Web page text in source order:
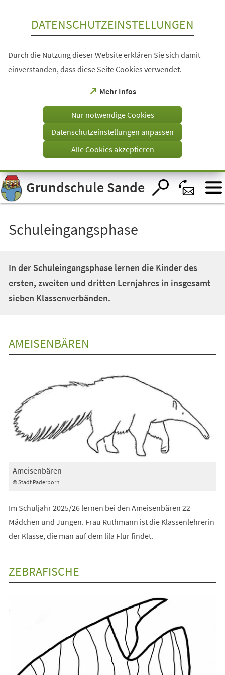
Visuelle
Assistenzsoftware
öffnen.
DATENSCHUTZEINSTELLUNGEN
Durch die Nutzung dieser Website erklären Sie sich damit
einverstanden, dass diese Seite Cookies verwendet.
Mehr Infos
(Öffnet
einem
Tab)
Nur notwendige Cookies
Datenschutzeinstellungen anpassen
Alle Cookies akzeptieren
Grundschule Sande
Schuleingangsphase
In der Schuleingangsphase lernen die Kinder des
ersten, zweiten und dritten Lernjahres in insgesamt
sieben Klassenverbänden.
AMEISENBÄREN
© Stadt Paderborn
Ameisenbären
Im Schuljahr 2025/26 lernen bei den Ameisenbären 22
Mädchen und Jungen. Frau Ruthmann ist die Klassenlehrerin
der Klasse, die man auf dem lila Flur findet.
ZEBRAFISCHE